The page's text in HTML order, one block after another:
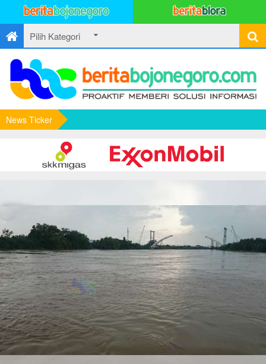
News Ticker